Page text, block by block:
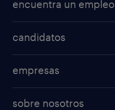
encuentra un empleo
candidatos
empresas
sobre nosotros